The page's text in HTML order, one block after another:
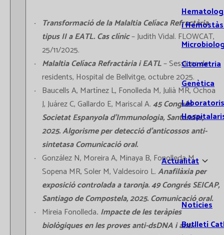
i
Citometria
Genètica
Laboratoris
Actualitat
Notícies
Butlletí
Transformació de la Malaltia Celíaca Refractària
tipus II a EATL. Cas clínic– Judith Vidal. FLOWCAT,
25/11/2025.
Malaltia Celíaca Refractària i EATL– Sessions de
residents, Hospital de Bellvitge, octubre 2025.
Baucells A, Martínez L, Fonolleda M, Julià MR, Ochoa
J, Juárez C, Gallardo E, Mariscal A.45 Congrés
Societat Espanyola d’Immunologia, Santander,
2025. Algorisme per detecció d’anticossos anti-
sintetasa Comunicació oral.
González N, Moreira A, Minaya B, Fonolleda M,
Sopena MR, Soler M, Valdesoiro L.Anafilàxia per
exposició controlada a taronja. 49 Congrés SEICAP,
Santiago de Compostela, 2025. Comunicació oral.
Mireia Fonolleda. Impacte de les teràpies
biològiques en les proves anti-dsDNA i anti-